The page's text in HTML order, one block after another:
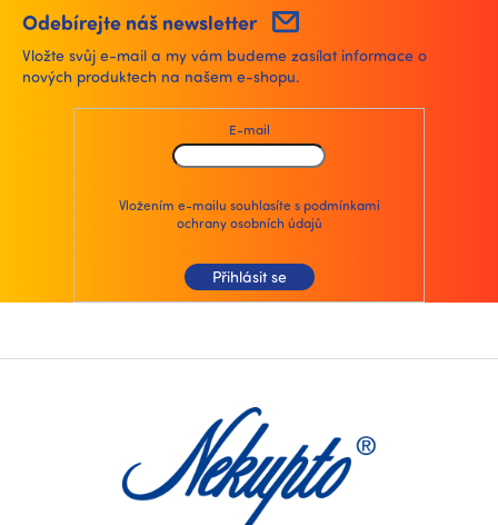
d
a
c
í
v
k
v
ý
i
s
u
Odebírejte náš newsletter
Vložte svůj e-mail a my vám budeme zasílat informace o
nových produktech na našem e-shopu.
E-mail
Vložením e-mailu souhlasíte spodmínkami
ochrany osobních údajů
Přihlásit se
p